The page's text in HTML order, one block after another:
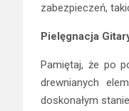
zabezpieczeń,
Pielęgnacja
Pamiętaj, że po
drewnianych
doskonałym